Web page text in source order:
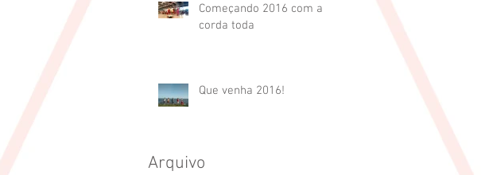
Começando 2016 com a
corda toda
Que venha 2016!
Arquivo